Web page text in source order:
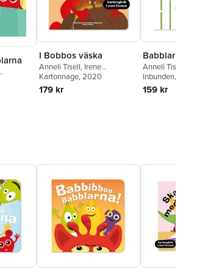
I Bobbos väska
Anneli Tisell, Irene
Johansson
Kartonnage, 2020
179 kr
Babblarna.
Anneli Tisell
Johansson
Inbunden, 2017
159 kr